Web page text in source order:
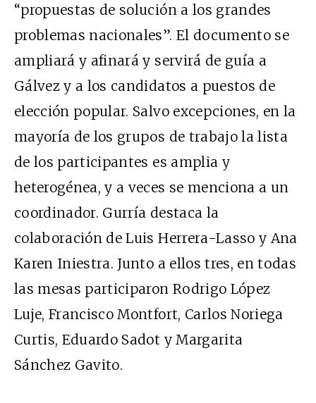
“propuestas de solución a los grandes
problemas nacionales”. El documento se
ampliará y afinará y servirá de guía a
Gálvez y a los candidatos a puestos de
elección popular. Salvo excepciones, en la
mayoría de los grupos de trabajo la lista
de los participantes es amplia y
heterogénea, y a veces se menciona a un
coordinador. Gurría destaca la
colaboración de Luis Herrera-Lasso y Ana
Karen Iniestra. Junto a ellos tres, en todas
las mesas participaron Rodrigo López
Luje, Francisco Montfort, Carlos Noriega
Curtis, Eduardo Sadot y Margarita
Sánchez Gavito.